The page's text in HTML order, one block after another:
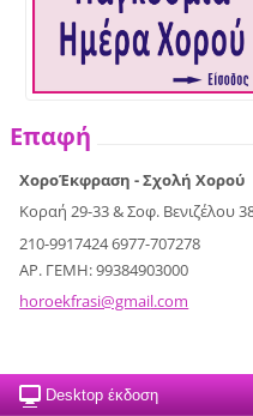
Επαφή
ΧοροΈκφραση - Σχολή Χορού
Κοραή 29-33 & Σοφ. Βενιζέλου
210-9917424 6977-707278
ΑΡ. ΓΕΜΗ: 99384903000
horoekfrasi@gmail.com
Desktop έκδοση